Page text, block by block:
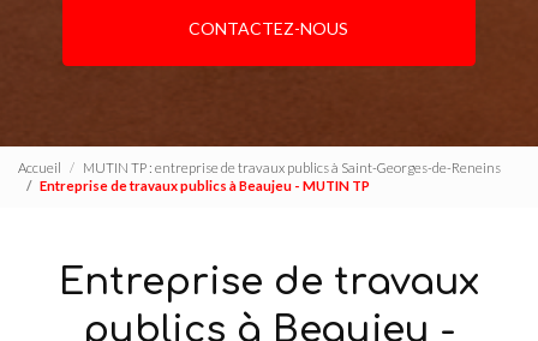
CONTACTEZ-NOUS
Accueil
MUTIN TP : entreprise de travaux publics à Saint-Georges-de-Reneins
Entreprise de travaux publics à Beaujeu - MUTIN TP
Entreprise de travaux
publics à Beaujeu -